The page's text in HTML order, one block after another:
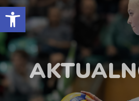
Otwórz pasek narzędzi